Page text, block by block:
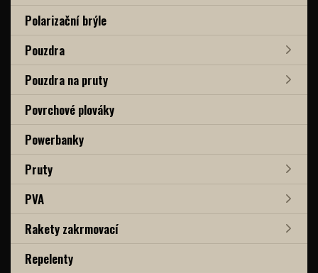
Polarizační brýle
Pouzdra
Pouzdra na pruty
Povrchové plováky
Powerbanky
Pruty
PVA
Rakety zakrmovací
Repelenty